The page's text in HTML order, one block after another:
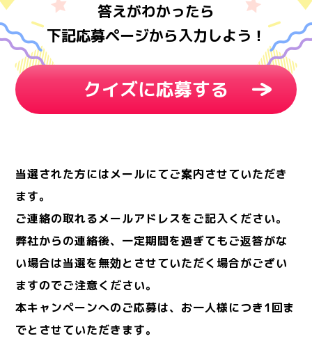
答えがわかったら
下記応募ページから入力しよう！
クイズに応募する
当選された方にはメールにてご案内させていただき
ます。
ご連絡の取れるメールアドレスをご記入ください。
弊社からの連絡後、一定期間を過ぎてもご返答がな
い場合は当選を無効とさせていただく場合がござい
ますのでご注意ください。
本キャンペーンへのご応募は、お一人様につき1回ま
でとさせていただきます。